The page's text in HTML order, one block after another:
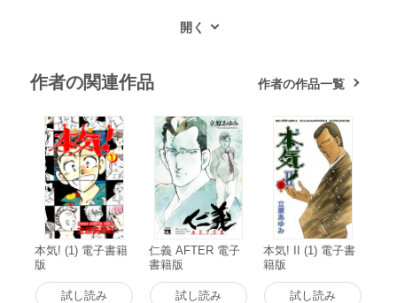
作者の関連作品 作者の作品一覧
本気! (1) 電子書籍
版
試し読み
仁義 AFTER 電子
書籍版
試し読み
本気! II (1) 電子書
籍版
試し読み